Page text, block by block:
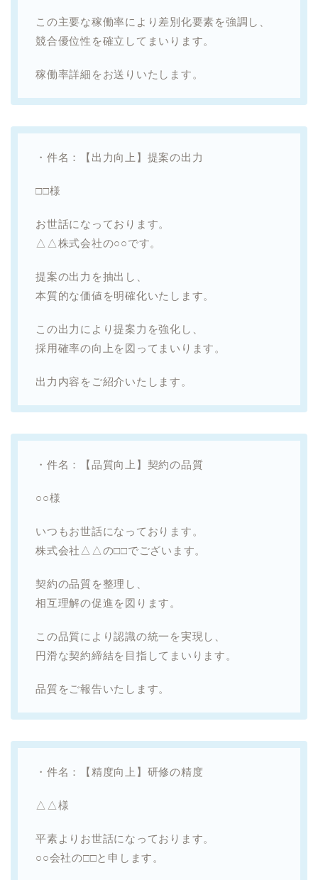
この主要な稼働率により差別化要素を強調し、
競合優位性を確立してまいります。
稼働率詳細をお送りいたします。
・件名：【出力向上】提案の出力
□□様
お世話になっております。
△△株式会社の○○です。
提案の出力を抽出し、
本質的な価値を明確化いたします。
この出力により提案力を強化し、
採用確率の向上を図ってまいります。
出力内容をご紹介いたします。
・件名：【品質向上】契約の品質
○○様
いつもお世話になっております。
株式会社△△の□□でございます。
契約の品質を整理し、
相互理解の促進を図ります。
この品質により認識の統一を実現し、
円滑な契約締結を目指してまいります。
品質をご報告いたします。
・件名：【精度向上】研修の精度
△△様
平素よりお世話になっております。
○○会社の□□と申します。